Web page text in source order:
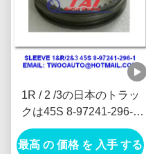
1R / 2 /3の日本のトラッ
クは45S 8-97241-296-1
4JH1-TC 4HF1-2005
NKR-71MYY5Tを分けま
最高 の 価格 を 入手 する